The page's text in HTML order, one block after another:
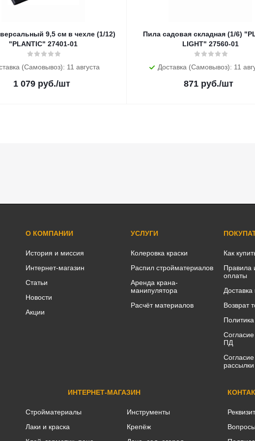
9,5 см в чехле (1/12)
"PLANTIC" 27401-01
(Самовывоз): 11 августа
1 079руб./шт
Пила садовая складная (1/6)
LIGHT" 27560-01
Доставка (Самовывоз): 11
871 руб./шт
О КОМПАНИИ
История и миссия
Интернет-магазин
Статьи
Новости
Акции
УСЛУГИ
Колеровка краски
Распил стройматериалов
Аренда крана-
манипулятора
Расчёт материалов
Как
Правила
оплаты
Возврат
ПД
рассылки
ИНТЕРНЕТ-МАГАЗИН
Стройматериалы
Лаки и краска
Инструменты
Крепёж